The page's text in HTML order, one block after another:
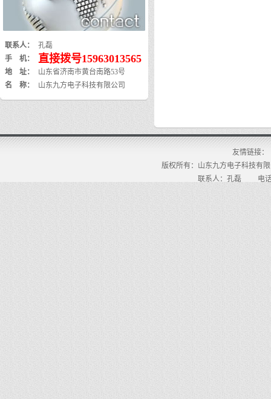
联系人：
孔磊
手 机：
直接拨号15963013565
地 址：
山东省济南市黄台南路53号
名 称：
山东九方电子科技有限公司
友情链接：
版权所有：山东九方电子科技有
联系人：孔磊 电话